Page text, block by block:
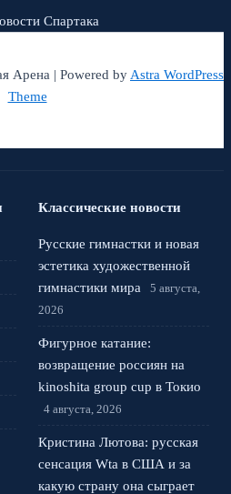
Спартака
Арена | Powered byAstra WordPress
Theme
Классические новости
Русские гимнастки и новая
эстетика художественной
гимнастики мира
5 августа,
2026
Фигурное катание:
возвращение россиян на
kinoshita group cup в Токио
4 августа, 2026
Кристина Лютова: русская
сенсация Wta в США и за
какую страну она сыграет